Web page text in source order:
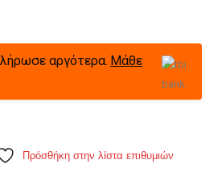
αργότερα. Μάθε
Πρόσθήκη στην λίστα επιθυμιών